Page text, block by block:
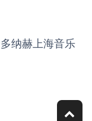
多纳赫上海音乐